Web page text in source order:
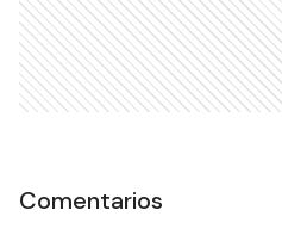
Comentarios